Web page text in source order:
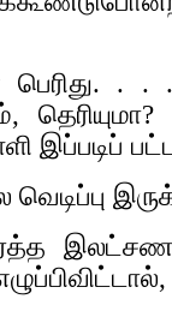
. .
இப்படிப்